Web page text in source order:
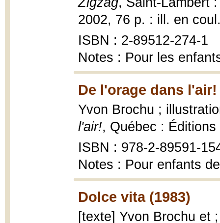
2002, 76 p. : ill. en
ISBN : 2-89512-274-1
Notes : Pour les
De l'orage dans l'air!
Yvon Brochu ;
l'air!, Québec :
ISBN : 978-2-89591-
Notes : Pour enfants
Dolce vita (1983)
[texte] Yvon Brochu et